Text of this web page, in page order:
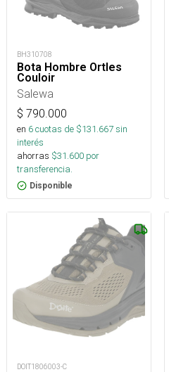
BH310708
Bota Hombre Ortles
Couloir
Salewa
$ 790.000
en 6cuotas de $131.667sin
interés
ahorras $31.600 por
transferencia.
Disponible
DOIT1806003-C